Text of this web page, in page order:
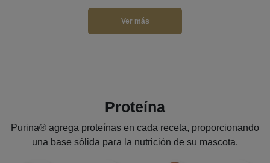
Ver más
Proteína
Purina® agrega proteínas en cada receta, proporcionando
una base sólida para la nutrición de su mascota.